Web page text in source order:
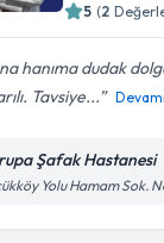
5 (2
hanıma dudak
Tavsiye...
Devamı
Şafak Hastanesi
Yolu Hamam Sok.